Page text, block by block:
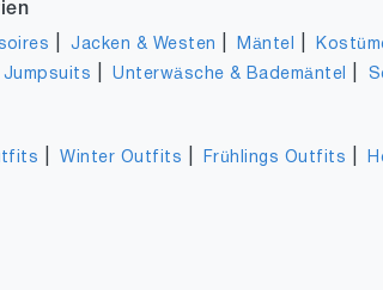
|Jacken & Westen Mäntel
Jumpsuits |Unterwäsche & Bademäntel
|Winter Outfits Frühlings Outfits